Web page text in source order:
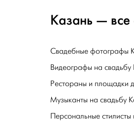
Казань — все
Свадебные фотографы
Видеографы на свадьбу
Рестораны и площадки
Музыканты на свадьбу
Персональные стилисты